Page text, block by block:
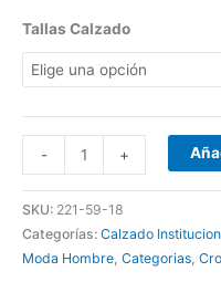
Tallas Calzado
- +
SKU: 221-59-18
Categorías: Calzado
Moda Hombre, Categorias,